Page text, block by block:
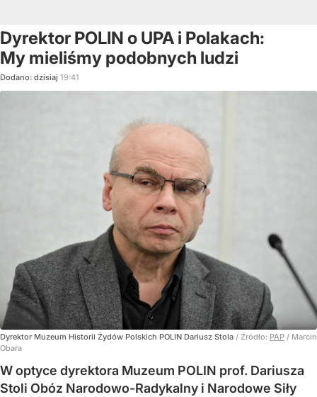
Dyrektor POLIN o UPA i Polakach:
My mieliśmy podobnych ludzi
Dodano: dzisiaj 19:41
Dyrektor Muzeum Historii Żydów Polskich POLIN Dariusz Stola / Źródło: PAP / Marcin
Obara
W optyce dyrektora Muzeum POLIN prof. Dariusza
Stoli Obóz Narodowo-Radykalny i Narodowe Siły